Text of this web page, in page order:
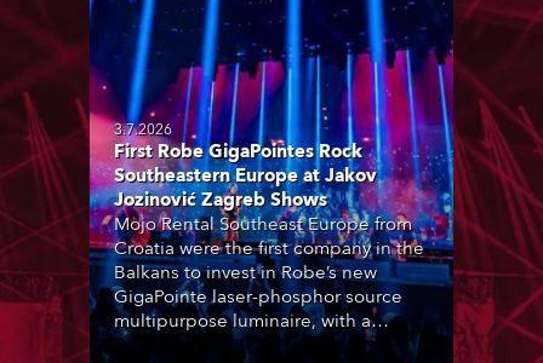
3.7.2026
First Robe GigaPointes Rock
Southeastern Europe at Jakov
Jozinović Zagreb Shows
Mojo Rental Southeast Europe from
Croatia were the first company in the
Balkans to invest in Robe’s new
GigaPointe laser-phosphor source
multipurpose luminaire, with a
purchase of 24 fixtures. These were